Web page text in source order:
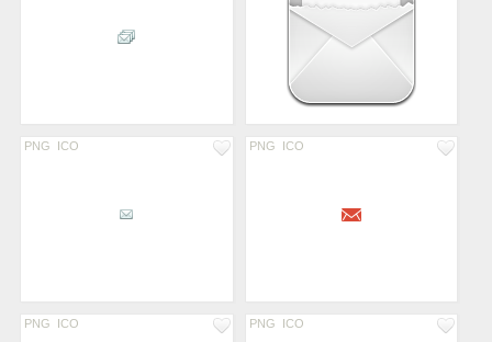
PNG ICO PNG ICO
PNG ICO PNG ICO